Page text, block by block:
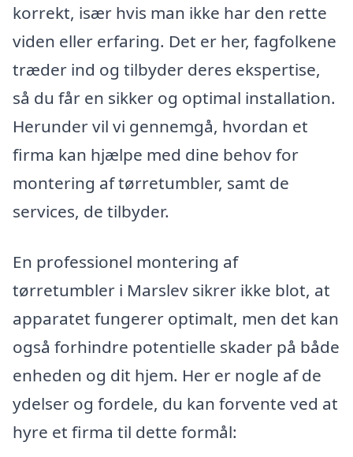
korrekt, især hvis man ikke har den rette
viden eller erfaring. Det er her, fagfolkene
træder ind og tilbyder deres ekspertise,
så du får en sikker og optimal installation.
Herunder vil vi gennemgå, hvordan et
firma kan hjælpe med dine behov for
montering af tørretumbler, samt de
services, de tilbyder.
En professionel montering af
tørretumbler i Marslev sikrer ikke blot, at
apparatet fungerer optimalt, men det kan
også forhindre potentielle skader på både
enheden og dit hjem. Her er nogle af de
ydelser og fordele, du kan forvente ved at
hyre et firma til dette formål: